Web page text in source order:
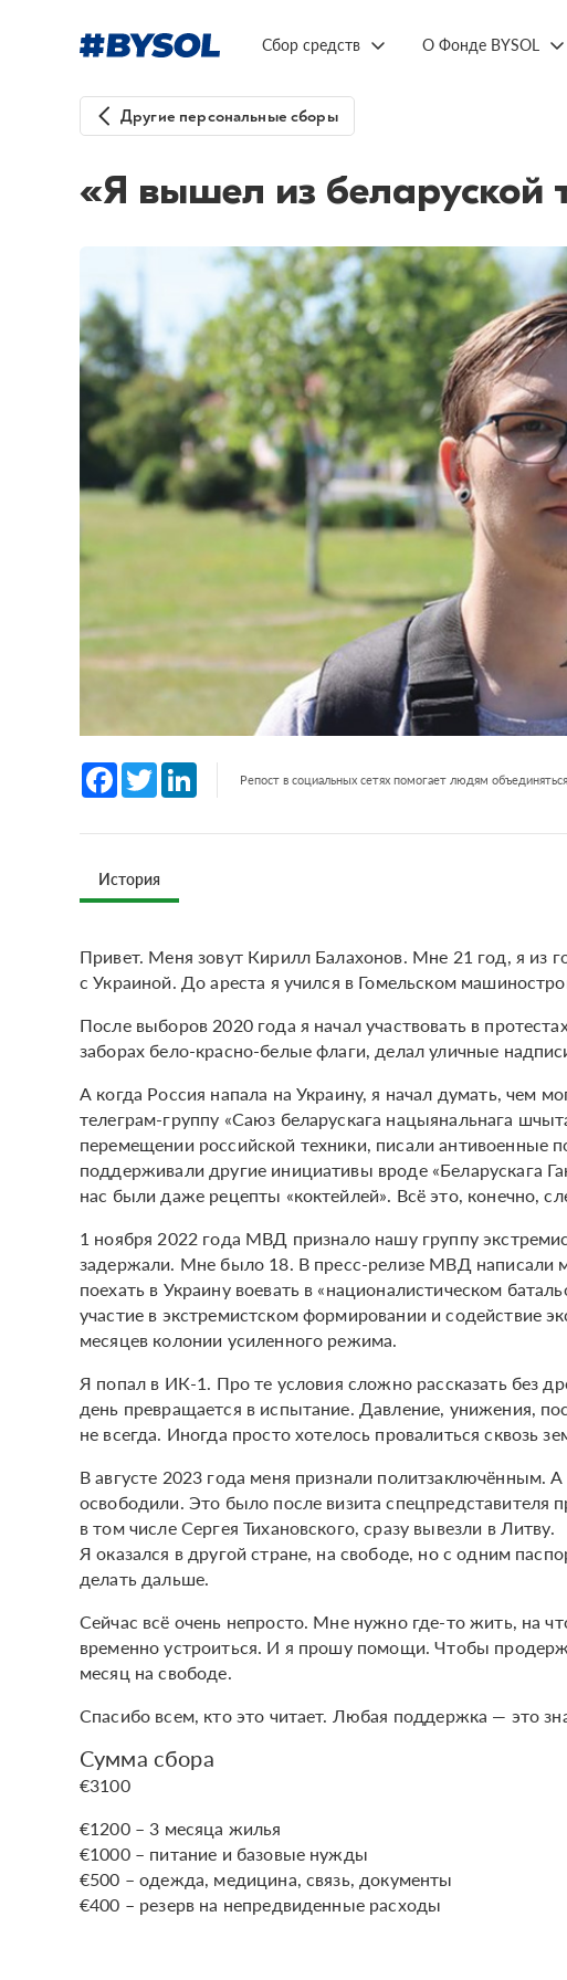
Сбор средств О Фонде BYSOL
Другие персональные сборы
«Я вышел из беларуской
Facebook
Twitter LinkedInРепост в социальных сетях помогает людям
История
Привет. Меня зовут Кирилл Балахонов. Мне 21 год, я из
с Украиной. До ареста я учился в Гомельском
После выборов 2020 года я начал участвовать в
заборах бело-красно-белые флаги, делал уличные
А когда Россия напала на Украину, я начал думать, чем
телеграм-группу «Саюз беларускага нацыянальнага
перемещении российской техники, писали антивоенные
поддерживали другие инициативы вроде «Беларускага
нас были даже рецепты «коктейлей». Всё это, конечно,
1 ноября 2022 года МВД признало нашу группу
задержали. Мне было 18. В пресс-релизе МВД написали
поехать в Украину воевать в «националистическом
участие в экстремистском формировании и содействие
месяцев колонии усиленного режима.
Я попал в ИК-1. Про те условия сложно рассказать без
день превращается в испытание. Давление, унижения,
не всегда. Иногда просто хотелось провалиться сквозь
В августе 2023 года меня признали политзаключённым.
освободили. Это было после визита
в том числе Сергея Тихановского, сразу вывезли в Литву.
Я оказался в другой стране, на свободе, но с одним
делать дальше.
Сейчас всё очень непросто. Мне нужно где-то жить, на
временно устроиться. И я прошу помощи. Чтобы
месяц на свободе.
Спасибо всем, кто это читает. Любая поддержка — это
Сумма сбора
€3100
€1200 – 3 месяца жилья
€1000 – питание и базовые нужды
€500 – одежда, медицина, связь, документы
€400 – резерв на непредвиденные расходы